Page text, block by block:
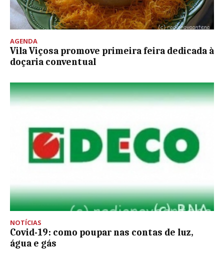
AGENDA
Vila Viçosa promove primeira feira dedicada à
doçaria conventual
NOTÍCIAS
Covid-19: como poupar nas contas de luz,
água e gás